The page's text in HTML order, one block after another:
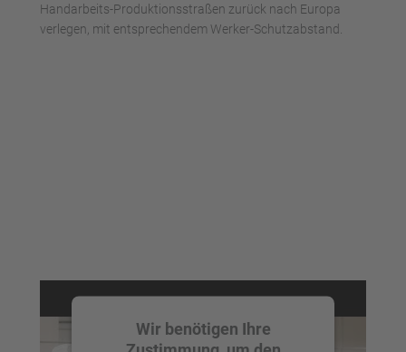
Handarbeits-Produktionsstraßen zurück nach Europa
verlegen, mit entsprechendem Werker-Schutzabstand.
Wir benötigen Ihre